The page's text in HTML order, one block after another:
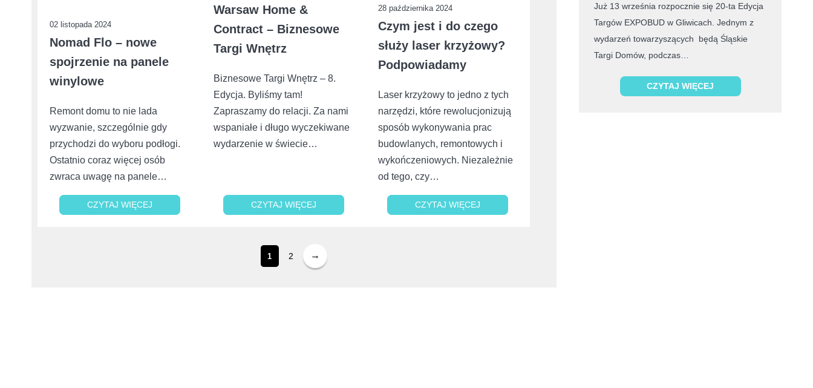
02 listopada 2024
Nomad Flo – nowe
spojrzenie na panele
winylowe
Remont domu to nie lada
wyzwanie, szczególnie gdy
przychodzi do wyboru podłogi.
Ostatnio coraz więcej osób
zwraca uwagę na panele…
CZYTAJ WIĘCEJ
CZYTAJ WIĘCEJ
Warsaw Home &
Contract – Biznesowe
Targi Wnętrz
Biznesowe Targi Wnętrz – 8.
Edycja. Byliśmy tam!
Zapraszamy do relacji. Za nami
wspaniałe i długo wyczekiwane
wydarzenie w świecie…
CZYTAJ WIĘCEJ
CZYTAJ WIĘCEJ
28 października 2024
Czym jest i do czego
służy laser krzyżowy?
Podpowiadamy
Laser krzyżowy to jedno z tych
narzędzi, które rewolucjonizują
sposób wykonywania prac
budowlanych, remontowych i
wykończeniowych. Niezależnie
od tego, czy…
CZYTAJ WIĘCEJ
CZYTAJ WIĘCEJ
1 2
Już 13 września rozpocznie się 20-ta Edycja
Targów EXPOBUD w Gliwicach. Jednym z
wydarzeń towarzyszących będą Śląskie
Targi Domów, podczas…